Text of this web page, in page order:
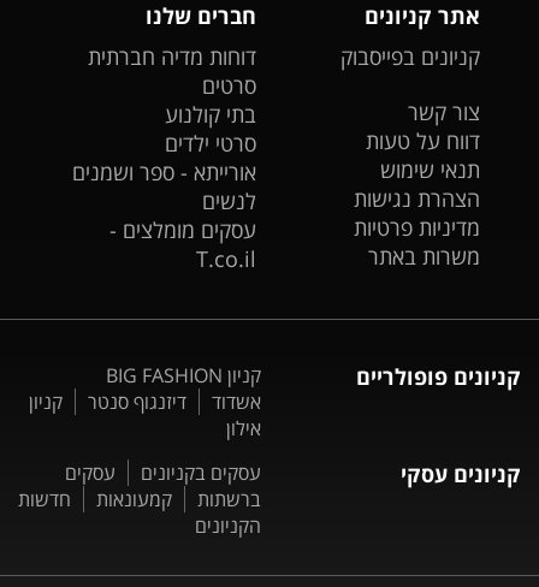
אתר קניונים
קניונים בפייסבוק
צור קשר
דווח על טעות
תנאי שימוש
הצהרת נגישות
מדיניות פרטיות
משרות באתר
חברים שלנו
דוחות מדיה חברתית
סרטים
בתי קולנוע
סרטי ילדים
אורייתא - ספר ושמנים
לנשים
עסקים מומלצים -
T.co.il
קניונים פופולריים
קניון BIG FASHION
אשדוד
דיזנגוף סנטר
קניון
אילון
קניונים עסקי עסקים בקניונים
עסקים
ברשתות
קמעונאות
חדשות
הקניונים